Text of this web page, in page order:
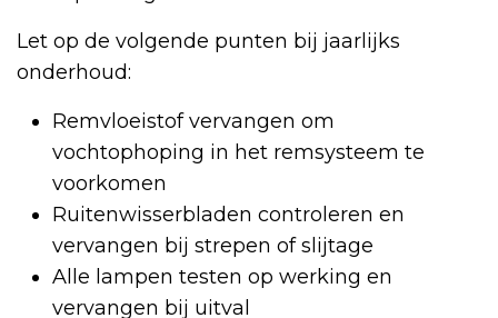
Let op de volgende punten bij jaarlijks
onderhoud:
Remvloeistof vervangen om
vochtophoping in het remsysteem te
voorkomen
Ruitenwisserbladen controleren en
vervangen bij strepen of slijtage
Alle lampen testen op werking en
vervangen bij uitval